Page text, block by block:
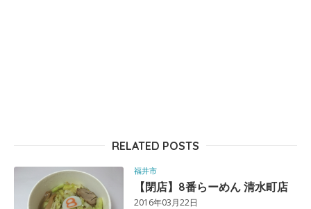
RELATED POSTS
福井市
【閉店】8番らーめん 清水町店
2016年03月22日